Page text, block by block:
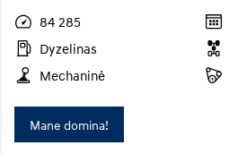
84 285
Dyzelinas
Mechaninė
Mane domina!